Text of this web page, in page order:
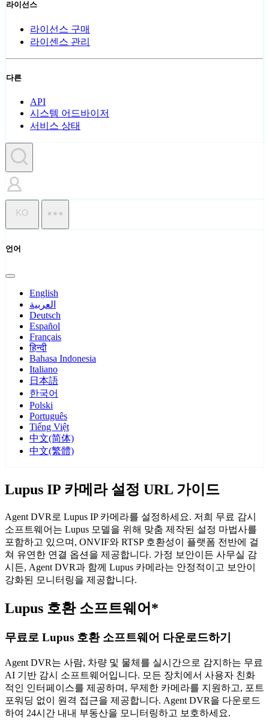
라이선스
라이선스 구매
라이센스 관리
다른
API
시스템 어드바이저
서비스 상태
KO
언어
English
العربية
Deutsch
Español
Français
हिन्दी
Bahasa Indonesia
Italiano
日本語
한국어
Polski
Português
Tiếng Việt
中文(简体)
中文(繁體)
Lupus IP 카메라 설정 URL 가이드
Agent DVR로 Lupus IP 카메라를 설정하세요. 저희 무료 감시
소프트웨어는 Lupus 모델을 위해 맞춤 제작된 설정 마법사를
포함하고 있으며, ONVIF와 RTSP 호환성이 플랫폼 전반에 걸
쳐 유연한 연결 옵션을 제공합니다. 가정 보안이든 사무실 감
시든, Agent DVR과 함께 Lupus 카메라는 안정적이고 보안이
강화된 모니터링을 제공합니다.
Lupus 호환 소프트웨어*
무료로 Lupus 호환 소프트웨어 다운로드하기
Agent DVR는 사람, 차량 및 물체를 실시간으로 감지하는 무료
AI 기반 감시 소프트웨어입니다. 모든 장치에서 사용자 친화
적인 인터페이스를 제공하며, 무제한 카메라를 지원하고, 포트
포워딩 없이 원격 접근을 제공합니다. Agent DVR을 다운로드
하여 24시간 내내 부동산을 모니터링하고 보호하세요.